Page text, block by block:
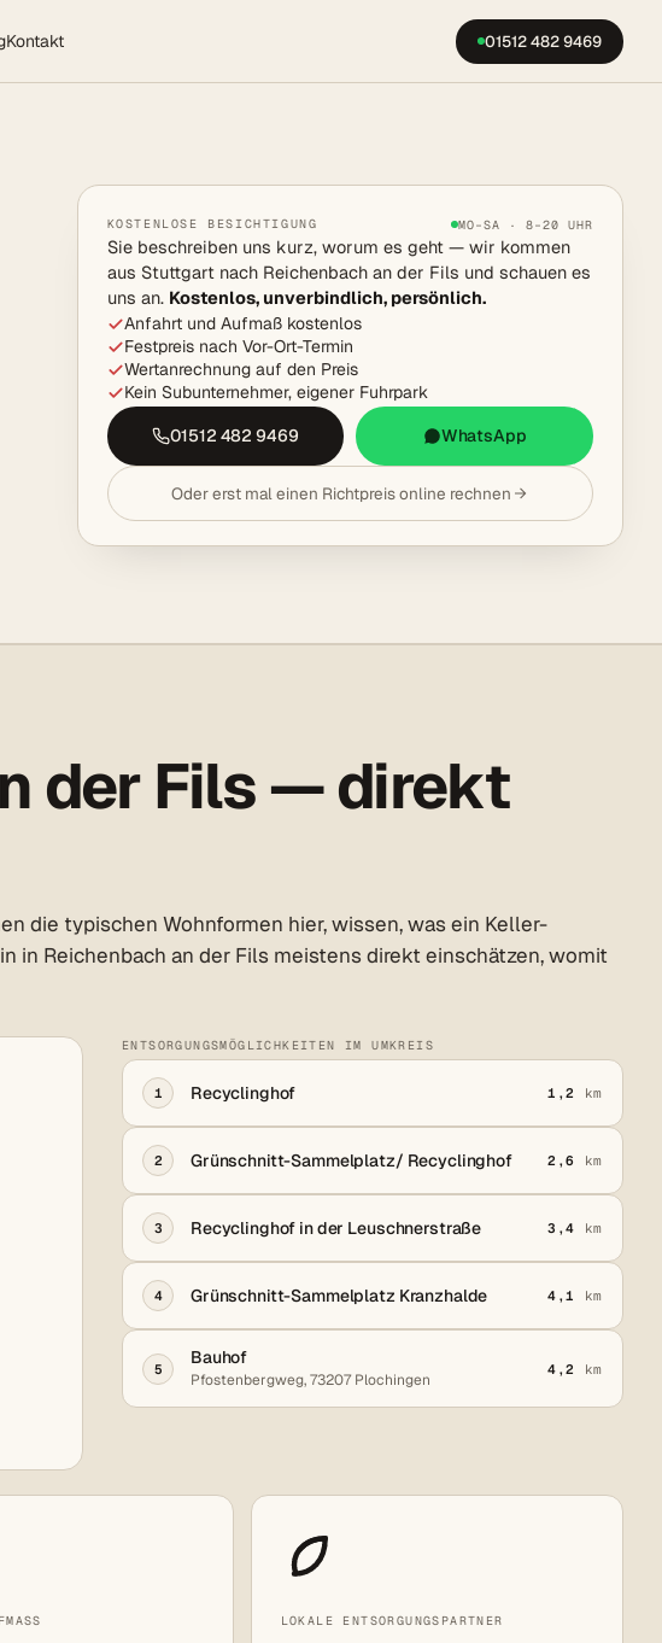
Kontakt 01512 482 9469
KOSTENLOSE BESICHTIGUNG MO–SA · 8–20 UHR
Sie beschreiben uns kurz, worum es geht — wir kommen
aus Stuttgart nach Reichenbach an der Fils und schauen es
uns an. Kostenlos, unverbindlich, persönlich.
Anfahrt und Aufmaß kostenlos
Festpreis nach Vor-Ort-Termin
Wertanrechnung auf den Preis
Kein Subunternehmer, eigener Fuhrpark
01512 482 9469
WhatsApp
Oder erst mal einen Richtpreis online rechnen
der Fils — direkt
die typischen Wohnformen hier, wissen, was ein Keller-
in Reichenbach an der Fils meistens direkt einschätzen, womit
ENTSORGUNGSMÖGLICHKEITEN IM UMKREIS
1 Recyclinghof 1,2 km
2 Grünschnitt-Sammelplatz/ Recyclinghof 2,6 km
3 Recyclinghof in der Leuschnerstraße 3,4 km
4 Grünschnitt-Sammelplatz Kranzhalde 4,1 km
5
Bauhof
Pfostenbergweg, 73207 Plochingen
4,2 km
LOKALE ENTSORGUNGSPARTNER